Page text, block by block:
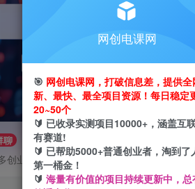
引流 抖音 小红书 直播 剪辑
聊
创业项目路子。 搭
网创电课网
🎯 网创电课网，打破信息差，提供全
新、最快、最全项目资源！每日稳定
20~50个
🔰 已收录实测项目10000+，涵盖互
有赛道!
🔰 已帮助5000+普通创业者，淘到了
第一桶金！
🔰 海量有价值的项目持续更新中，总